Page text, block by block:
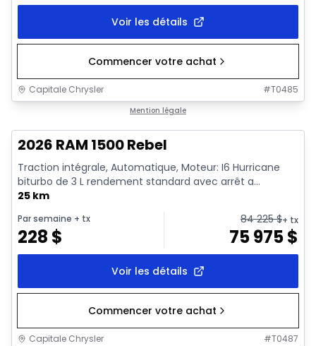
Voir les détails
Commencer votre achat
Capitale Chrysler #T0485
Mention légale
2026 RAM 1500 Rebel
Traction intégrale, Automatique, Moteur: I6 Hurricane
biturbo de 3 L rendement standard avec arrêt a...
25 km
Par semaine + tx
228 $
84 225$+ tx
75 975$
Voir les détails
Commencer votre achat
Capitale Chrysler #T0487